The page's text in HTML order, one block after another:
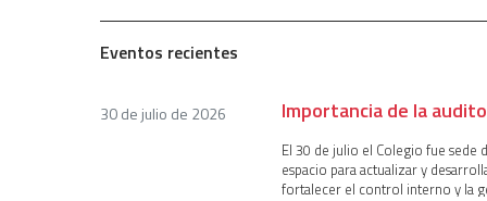
Eventos recientes
30 de julio de 2026 Importancia de la
El 30 de julio el Colegio fue sede
espacio para actualizar y
fortalecer el control interno y la